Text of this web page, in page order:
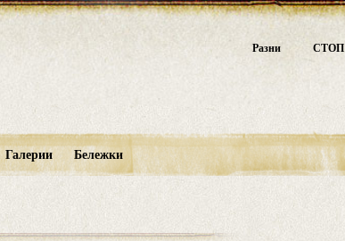
Разни СТОП
Галерии Бележки